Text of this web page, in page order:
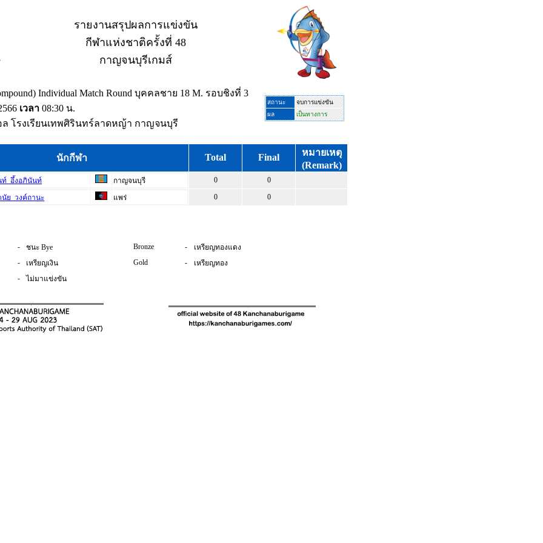
รายงานสรุปผลการแข่งขัน
กีฬาแห่งชาติครั้งที่ 48
กาญจนบุรีเกมส์
Individual Match Round บุคคลชาย 18 M. รอบชิงที่ 3
เวลา 08:30 น.
โรงเรียนเทพศิรินทร์ลาดหญ้า กาญจนบุรี
สถานะ
จบการแข่งขัน
ผล
เป็นทางการ
นักกีฬา Total Final
หมายเหตุ
(Remark)
ท์ อึ้งอภินันท์ กาญจนบุรี 0 0
นัย วงค์ถานะ แพร่ 0 0
- ชนะ Bye Bronze -
เหรียญทองแดง
-
เหรียญเงิน Gold -
เหรียญทอง
-
ไม่มาแข่งขัน